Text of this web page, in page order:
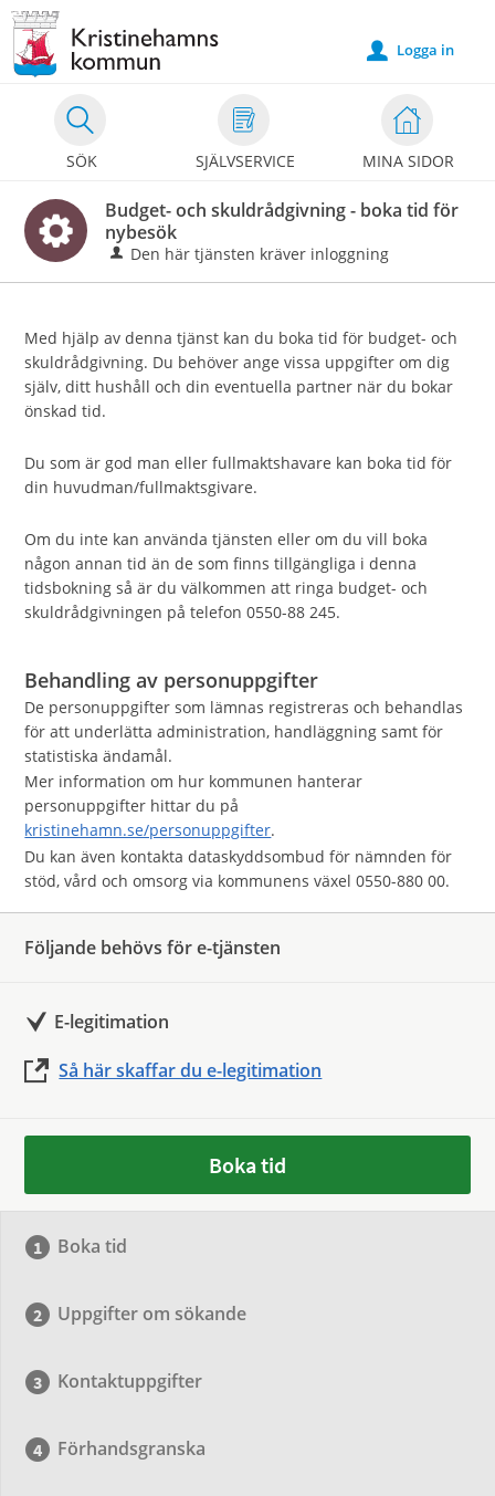
Välkommen
till
e-
tjänster
Kristinehamns
kommun
SÖK SJÄLVSERVICE MINA SIDOR
u Logga in
Budget- och skuldrådgivning - boka tid för
nybesök
Den här tjänsten kräver inloggning
Med hjälp av denna tjänst kan du boka tid för budget- och
skuldrådgivning. Du behöver ange vissa uppgifter om dig
själv, ditt hushåll och din eventuella partner när du bokar
önskad tid.
Du som är god man eller fullmaktshavare kan boka tid för
din huvudman/fullmaktsgivare.
Om du inte kan använda tjänsten eller om du vill boka
någon annan tid än de som finns tillgängliga i denna
tidsbokning så är du välkommen att ringa budget- och
skuldrådgivningen på telefon 0550-88 245.
Behandling av personuppgifter
De personuppgifter som lämnas registreras och behandlas
för att underlätta administration, handläggning samt för
statistiska ändamål.
Mer information om hur kommunen hanterar
personuppgifter hittar du på
kristinehamn.se/personuppgifter.
Du kan även kontakta dataskyddsombud för nämnden för
stöd, vård och omsorg via kommunens växel 0550-880 00.
Följande behövs för e-tjänsten
E-legitimation
Så här skaffar du e-legitimation
Boka tid
Boka tid
Uppgifter om sökande
Kontaktuppgifter
Förhandsgranska